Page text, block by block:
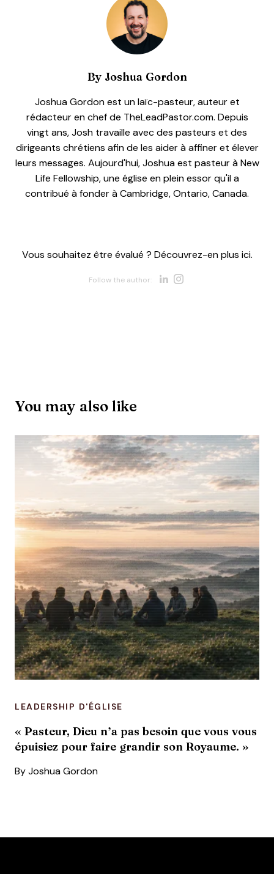
By Joshua Gordon
Joshua Gordon est un laïc-pasteur, auteur et
rédacteur en chef de TheLeadPastor.com. Depuis
vingt ans, Josh travaille avec des pasteurs et des
dirigeants chrétiens afin de les aider à affiner et élever
leurs messages. Aujourd'hui, Joshua est pasteur à New
Life Fellowship, une église en plein essor qu'il a
contribué à fonder à Cambridge, Ontario, Canada.
Vous souhaitez être évalué ? Découvrez-en plus ici.
Follow the author: Opens new
You may also like
LEADERSHIP D'ÉGLISE
« Pasteur, Dieu n’a pas besoin que vous vous
épuisiez pour faire grandir son Royaume. »
By Joshua Gordon